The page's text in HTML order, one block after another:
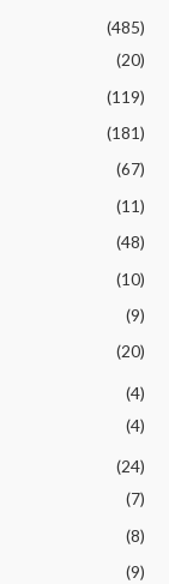
(485)
(20)
(119)
(181)
(67)
(11)
(48)
(10)
(9)
(20)
(4)
(4)
(24)
(7)
(8)
(9)